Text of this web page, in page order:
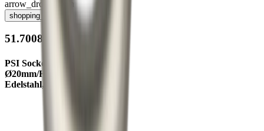
arrow_drop_down
shopping_cart
51.70080.10
PSI Sockel zu Handtuchhalter
Ø20mm/H=60mm, einzel
Edelstahl, für Stange Ø12mm